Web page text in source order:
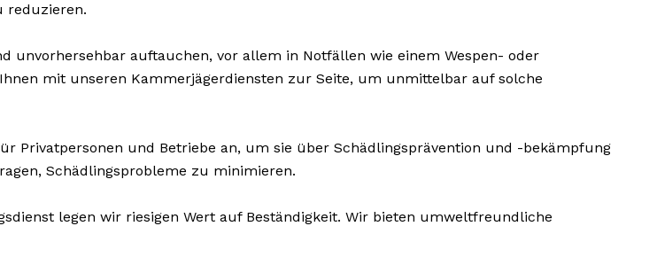
reduzieren.
unvorhersehbar auftauchen, vor allem in Notfällen wie einem Wespen- oder
mit unseren Kammerjägerdiensten zur Seite, um unmittelbar auf solche
Privatpersonen und Betriebe an, um sie über Schädlingsprävention und -bekämpfung
Schädlingsprobleme zu minimieren.
legen wir riesigen Wert auf Beständigkeit. Wir bieten umweltfreundliche